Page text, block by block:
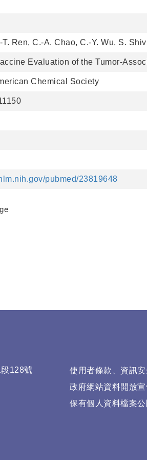
T. Ren, C.-A. Chao, C.-Y. Wu, S.
Evaluation of the Tumor-
Chemical Society
pubmed/23819648
128號
使用者條款、資訊
政府網站資料開放
保有個人資料檔案